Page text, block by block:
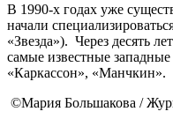
В 1990-х годах уже
начали
«Звезда»). Через десять
самые известные
«Каркассон», «Манчкин».
©Мария Большакова /